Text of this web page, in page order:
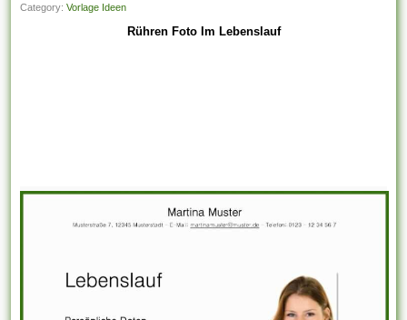
Category:Vorlage Ideen
Rühren Foto Im Lebenslauf